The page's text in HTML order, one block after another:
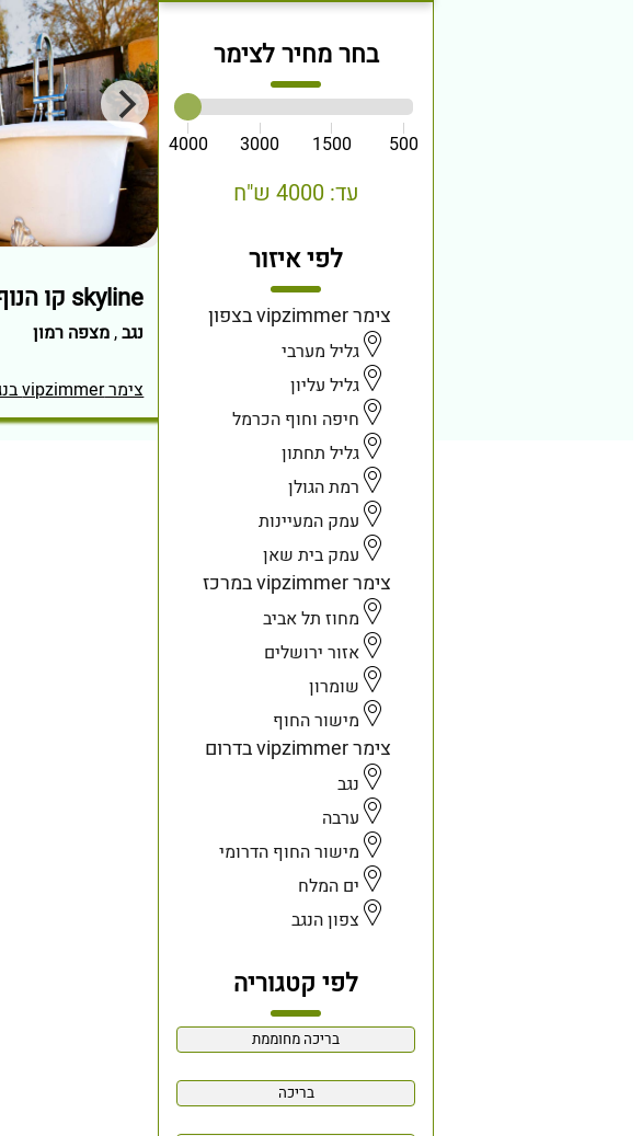
בחר מחיר לצימר
500
1500
3000
4000
עד: 4000 ש"ח
לפי איזור
צימר vipzimmer בצפון
גליל מערבי
גליל עליון
חיפה וחוף הכרמל
גליל תחתון
רמת הגולן
עמק המעיינות
עמק בית שאן
צימר vipzimmer במרכז
מחוז תל אביב
אזור ירושלים
שומרון
מישור החוף
צימר vipzimmer בדרום
נגב
ערבה
מישור החוף הדרומי
ים המלח
צפון הנגב
לפי קטגוריה
skyline קו הנוף
נגב,מצפה רמון
צימר vipzimmer בנגב